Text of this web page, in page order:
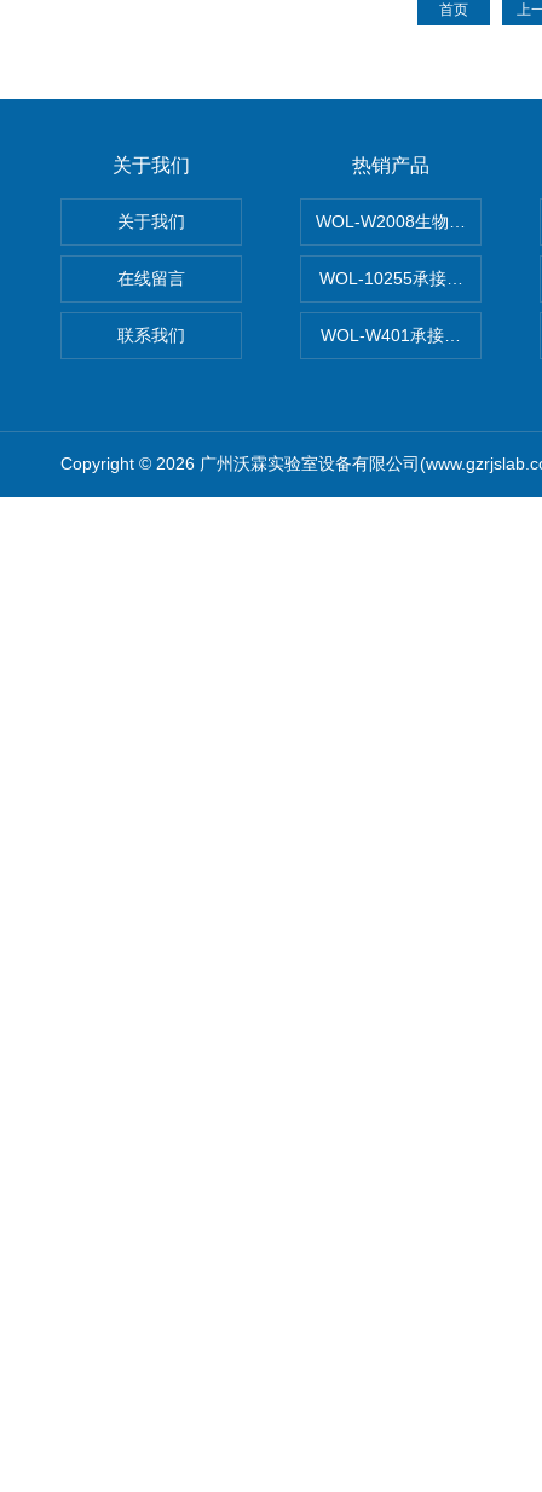
首页 上
关于我们
关于我们
在线留言
联系我们
热销产品
WOL-W2008生物制药GMP
WOL-10255承接清远电子
WOL-W401承接食品QS认
Copyright © 2026 广州沃霖实验室设备有限公司